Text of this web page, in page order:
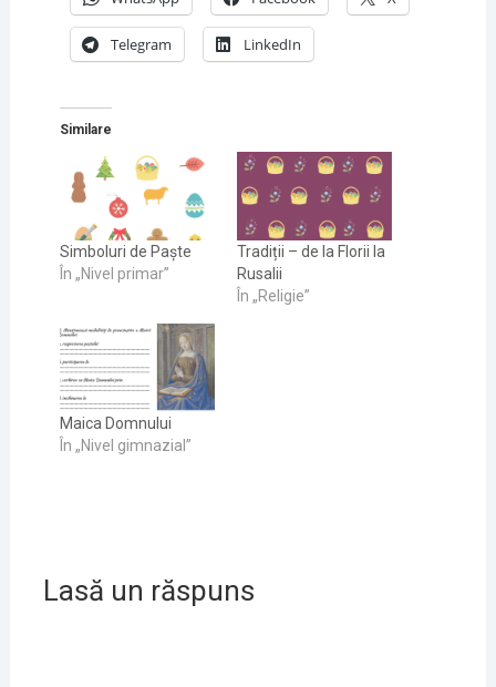
Telegram LinkedIn
Similare
Simboluri de Paște
În „Nivel primar”
Tradiții – de la Florii la
Rusalii
În „Religie”
Maica Domnului
În „Nivel gimnazial”
Lasă un răspuns